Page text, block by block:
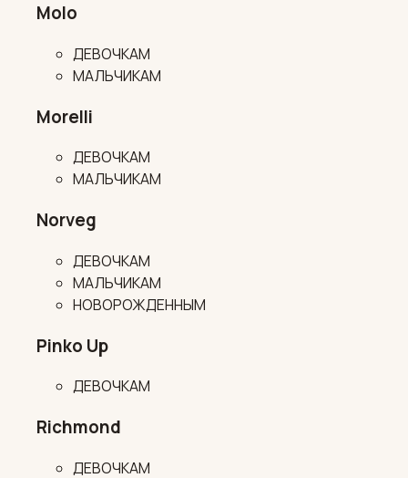
Molo
ДЕВОЧКАМ
МАЛЬЧИКАМ
Morelli
ДЕВОЧКАМ
МАЛЬЧИКАМ
Norveg
ДЕВОЧКАМ
МАЛЬЧИКАМ
НОВОРОЖДЕННЫМ
Pinko Up
ДЕВОЧКАМ
Richmond
ДЕВОЧКАМ